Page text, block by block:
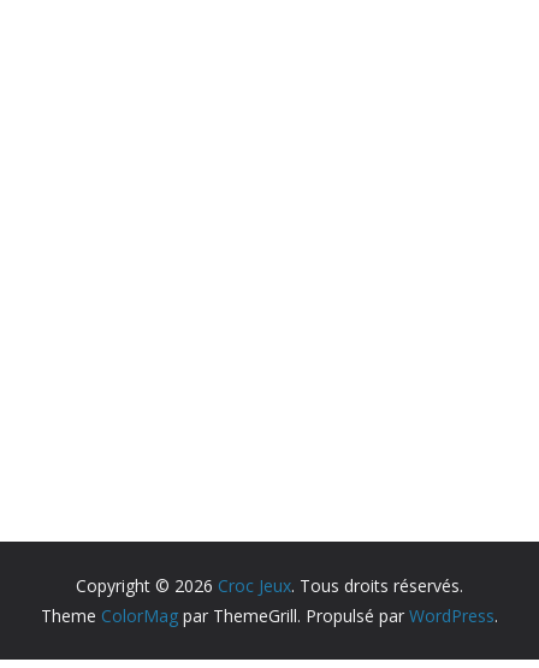
Copyright © 2026 Croc Jeux. Tous droits réservés.
Theme ColorMag par ThemeGrill. Propulsé par WordPress.